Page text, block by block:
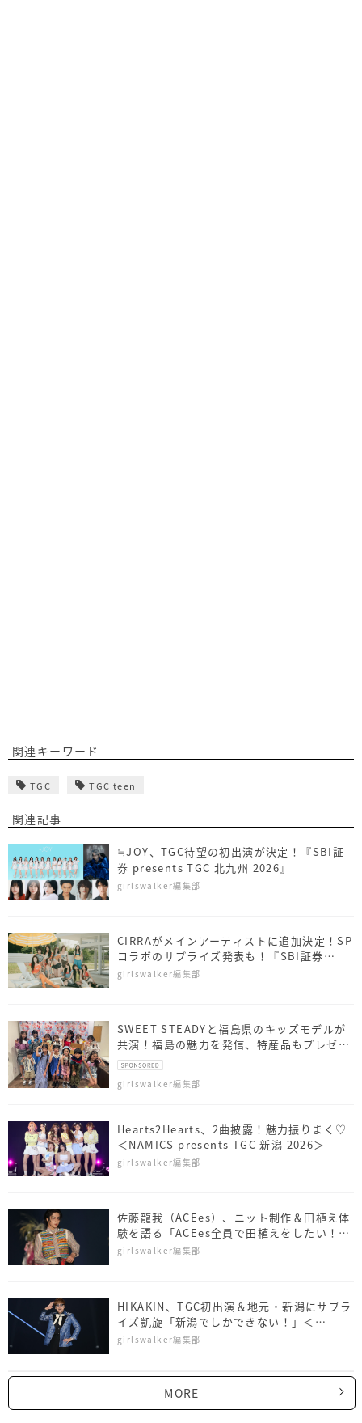
関連キーワード
TGC TGC teen
関連記事
≒JOY、TGC待望の初出演が決定！『SBI証
券 presents TGC 北九州 2026』
girlswalker編集部
CIRRAがメインアーティストに追加決定！SP
コラボのサプライズ発表も！『SBI証券
presents TGC 北九州 2026』
girlswalker編集部
SWEET STEADYと福島県のキッズモデルが
共演！福島の魅力を発信、特産品もプレゼン
ト
girlswalker編集部
Hearts2Hearts、2曲披露！魅力振りまく♡
＜NAMICS presents TGC 新潟 2026＞
girlswalker編集部
佐藤⿓我（ACEes）、ニット制作＆田植え体
験を語る「ACEes全員で田植えをしたい！」
＜NAMICS presents TGC 新潟 2026＞
girlswalker編集部
HIKAKIN、TGC初出演＆地元・新潟にサプラ
イズ凱旋「新潟でしかできない！」＜
NAMICS presents TGC 新潟 2026＞
girlswalker編集部
MORE